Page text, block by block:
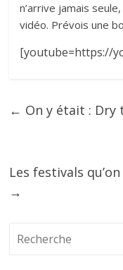
n’arrive jamais
vidéo. Prévois une
[youtube=https://
← On y était : Dry
Les festivals
→